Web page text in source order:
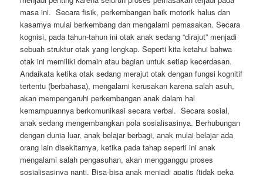
masa ini. Secara fisik, perkembangan baik motorik halus dan
kasarnya mulai berkembang dan mengalami pemasakan. Secara
kognisi, pada tahun-tahun ini otak anak sedang “dirajut” menjadi
sebuah struktur otak yang lengkap. Seperti kita ketahui bahwa
otak ini memiliki domain atau bagian untuk setiap kecerdasan.
Andaikata ketika otak sedang merajut otak dengan fungsi kognitif
tertentu (berbahasa), mengalami kerusakan karena salah asuh,
akan mempengaruhi perkembangan anak dalam hal
kemampuannya berkomunikasi secara verbal. Secara sosial,
anak sedang mengembangkan pola sosialisasinya. Berhubungan
dengan dunia luar, anak belajar berbagi, anak mulai belajar ada
orang lain disekitarnya, ketika pada tahap seperti ini anak
mengalami salah pengasuhan, akan mengganggu proses
sosialisasinya nanti. Bisa-bisa anak menjadi apatis (tidak peka